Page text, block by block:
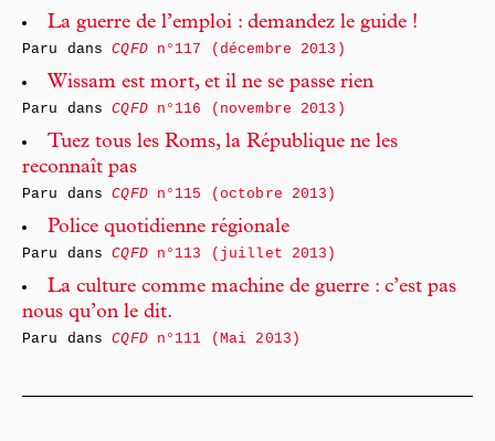
La guerre de l’emploi : demandez le guide !
Paru dansCQFDn°117 (décembre 2013)
Wissam est mort, et il ne se passe rien
Paru dansCQFDn°116 (novembre 2013)
Tuez tous les Roms, la République ne les
reconnaît pas
Paru dansCQFDn°115 (octobre 2013)
Police quotidienne régionale
Paru dansCQFDn°113 (juillet 2013)
La culture comme machine de guerre : c’est pas
nous qu’on le dit.
Paru dansCQFDn°111 (Mai 2013)